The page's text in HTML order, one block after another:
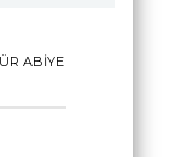
ABİYE